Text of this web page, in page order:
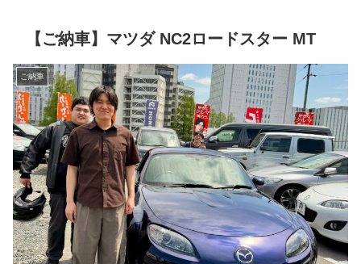
【ご納車】マツダ NC2ロードスター MT
ご納車